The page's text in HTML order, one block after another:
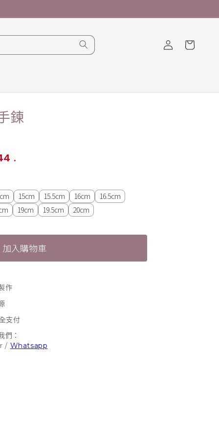
登
入
物
鍊
.
15cm 15.5cm 16cm
16.5cm
19cm 19.5cm 20cm
加入購物車
作
支付
們：
/ Whatsapp